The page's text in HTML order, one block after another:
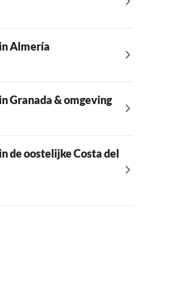
Almería
Granada & omgeving
de oostelijke Costa del